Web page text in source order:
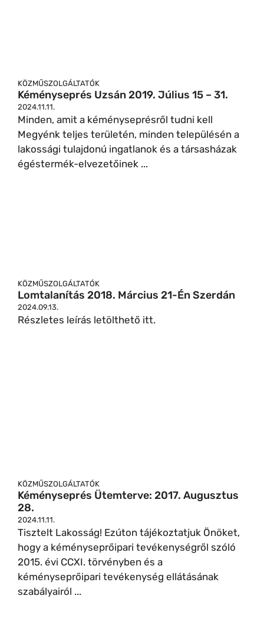
KÖZMŰSZOLGÁLTATÓK
Kéményseprés Uzsán 2019. Július 15 – 31.
2024.11.11.
Minden, amit a kéményseprésről tudni kell
Megyénk teljes területén, minden településén a
lakossági tulajdonú ingatlanok és a társasházak
égéstermék-elvezetőinek ...
KÖZMŰSZOLGÁLTATÓK
Lomtalanítás 2018. Március 21-Én Szerdán
2024.09.13.
Részletes leírás letölthető itt.
KÖZMŰSZOLGÁLTATÓK
Kéményseprés Ütemterve: 2017. Augusztus
28.
2024.11.11.
Tisztelt Lakosság! Ezúton tájékoztatjuk Önöket,
hogy a kéményseprőipari tevékenységről szóló
2015. évi CCXI. törvényben és a
kéményseprőipari tevékenység ellátásának
szabályairól ...